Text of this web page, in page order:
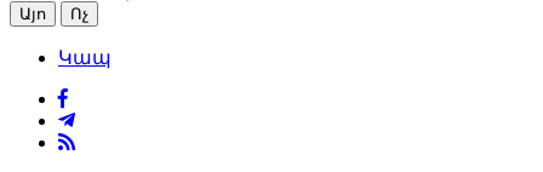
Այո Ոչ
Կապ